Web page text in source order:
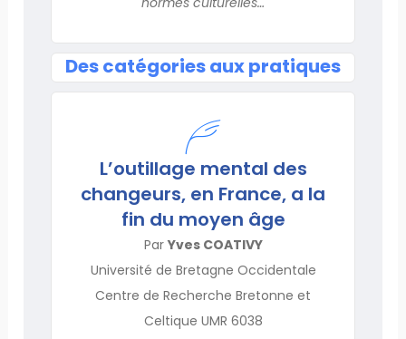
Des catégories aux pratiques
L’outillage mental des
changeurs, en France, a la
fin du moyen âge
ParYves COATIVY
Université de Bretagne Occidentale
Centre de Recherche Bretonne et
Celtique UMR 6038